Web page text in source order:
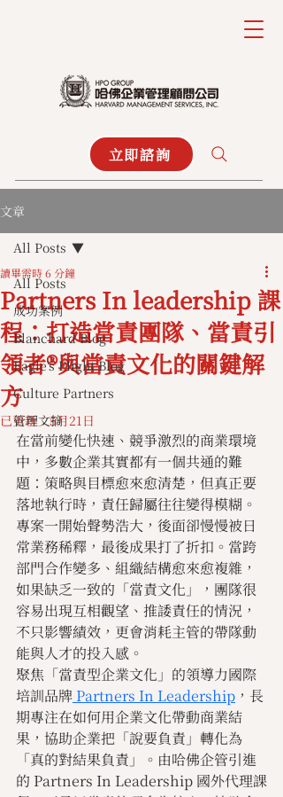
立即諮詢
文章
All Posts
成功案例
Blanchard Blog
Eagle's Flight Blog
Culture Partners
管理文摘
All Posts
Partners In leadership 課
程：打造當責團隊、當責引
領者®與當責文化的關鍵解
方
讀畢需時 6 分鐘
已更新：5月21日
在當前變化快速、競爭激烈的商業環境
中，多數企業其實都有一個共通的難
題：策略與目標愈來愈清楚，但真正要
落地執行時，責任歸屬往往變得模糊。
專案一開始聲勢浩大，後面卻慢慢被日
常業務稀釋，最後成果打了折扣。當跨
部門合作變多、組織結構愈來愈複雜，
如果缺乏一致的「當責文化」，團隊很
容易出現互相觀望、推諉責任的情況，
不只影響績效，更會消耗主管的帶隊動
能與人才的投入感。
聚焦「當責型企業文化」的領導力國際
培訓品牌 Partners In Leadership ，長
期專注在如何用企業文化帶動商業結
果，協助企業把「說要負責」轉化為
「真的對結果負責」。由哈佛企管引進
的 Partners In Leadership 國外代理課